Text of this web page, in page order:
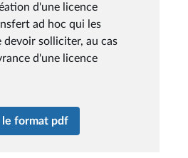
d'une licence
ad hoc qui les
devoir solliciter, au cas
d'une licence
le format pdf